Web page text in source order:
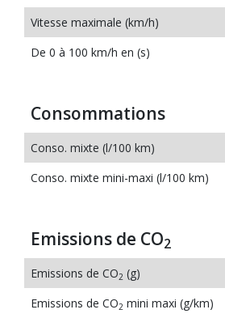
Vitesse maximale (km/h)
De 0 à 100 km/h en (s)
Consommations
Conso. mixte (l/100 km)
Conso. mixte mini-maxi (l/100 km)
Emissions de CO2
Emissions de CO2 (g)
Emissions de CO2 mini maxi (g/km)